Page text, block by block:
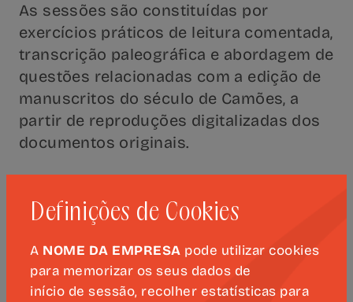
As sessões são constituídas por
exercícios práticos de leitura comentada,
transcrição paleográfica e abordagem de
questões relacionadas com a edição de
manuscritos do século de Camões, a
partir de reproduções digitalizadas dos
documentos originais.
Vanda Anastácio
Destinatários: bibliotecários, arquivistas,
investigadores, professores, estudantes
do ensino superior, museólogos,
Definições de Cookies
A NOME DA EMPRESA pode utilizar cookies
para memorizar os seus dados de
início de sessão, recolher estatísticas para